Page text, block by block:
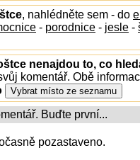
, nahlédněte sem - do
- porodnice - jesle -
nenajdou to, co
komentář. Obě
Buďte první...
pozastaveno.